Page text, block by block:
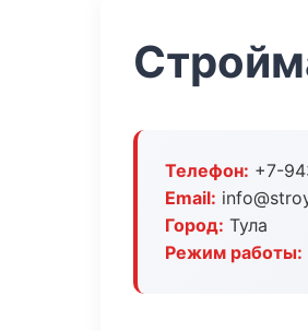
Телефон: +7-
Email:
Город: Тула
Режим работы: